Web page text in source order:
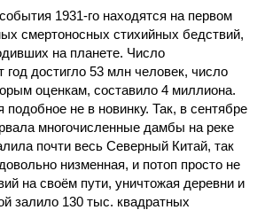
1931-го находятся на первом
смертоносных стихийных бедствий,
на планете. Число
год достигло 53 млн человек, число
оценкам, составило 4 миллиона.
не в новинку. Так, в сентябре
многочисленные дамбы на реке
почти весь Северный Китай, так
низменная, и потоп просто не
на своём пути, уничтожая деревни и
залило 130 тыс. квадратных